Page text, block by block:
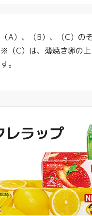
（A）、（B）、（C）の
※（C）は、薄焼き卵の
す。